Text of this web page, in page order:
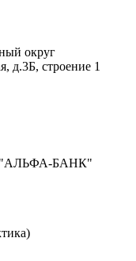
округ
д.3Б, строение 1
БАНК"